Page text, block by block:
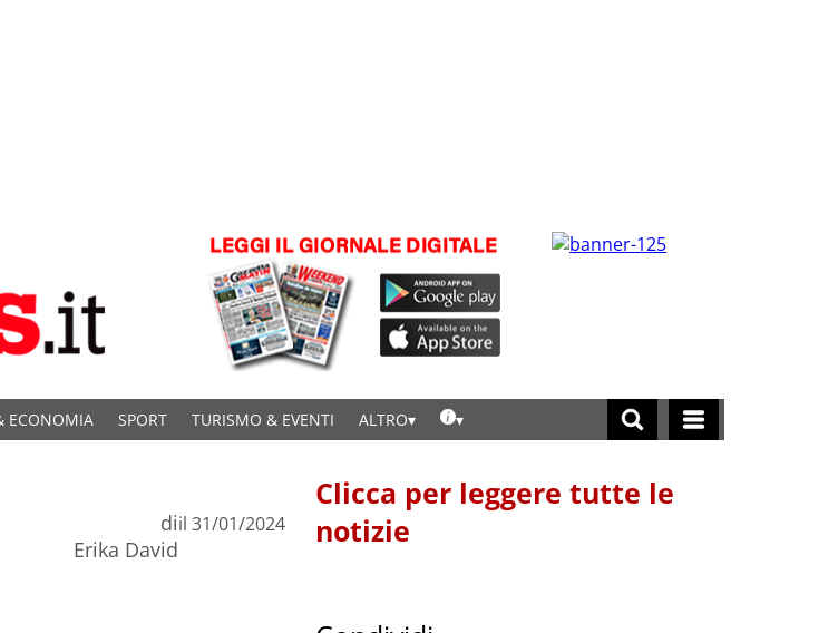
ECONOMIA SPORT TURISMO & EVENTI ALTRO
di
Erika David
il 31/01/2024
Clicca per leggere tutte le
notizie